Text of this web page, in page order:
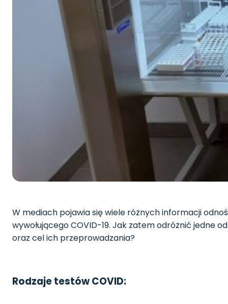
W mediach pojawia się wiele różnych informacji
wywołującego COVID-19. Jak zatem odróżnić jedne
oraz cel ich przeprowadzania?
Rodzaje testów COVID: